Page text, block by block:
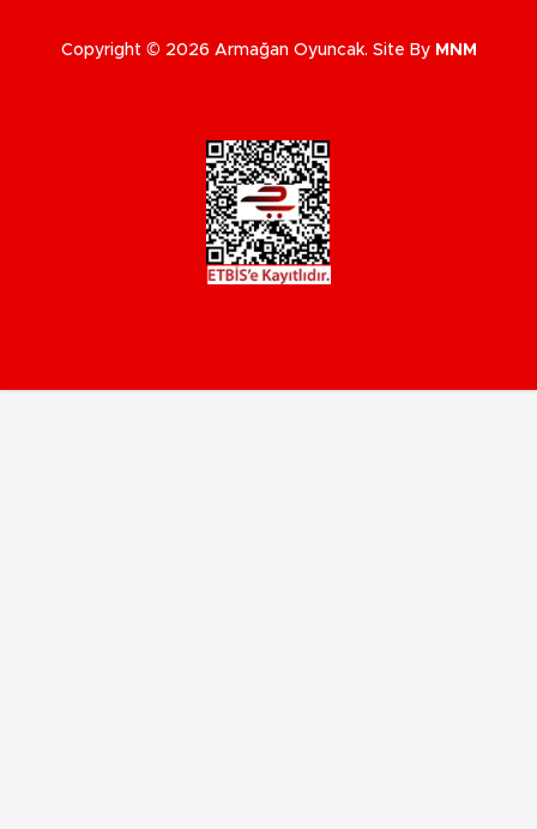
Copyright © 2026 Armağan Oyuncak. Site By MNM